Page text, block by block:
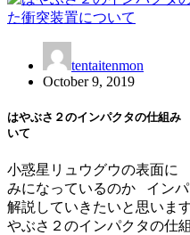
tentaitenmon
October 9, 2019
はやぶさ２のインパクタの仕組
いて
小惑星リュウグウの表面
みになっているのか インパ
解説していきたいと思い
やぶさ２のインパクタの仕